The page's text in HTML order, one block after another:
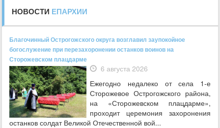
НОВОСТИ ЕПАРХИИ
Благочинный Острогожского округа возглавил заупокойное
богослужение при перезахоронении останков воинов на
Сторожевском плацдарме
6 августа 2026
Ежегодно недалеко от села 1-е
Сторожевое Острогожского района,
на «Сторожевском плацдарме»,
проходит церемония захоронения
останков солдат Великой Отечественной вой...